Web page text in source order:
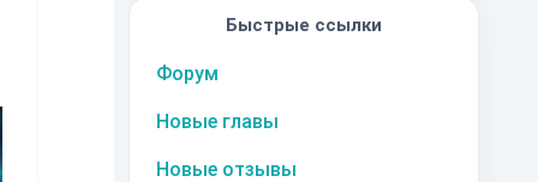
Быстрые ссылки
Форум
Новые главы
Новые отзывы